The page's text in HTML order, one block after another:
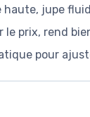
jupe
le prix, rend
pour